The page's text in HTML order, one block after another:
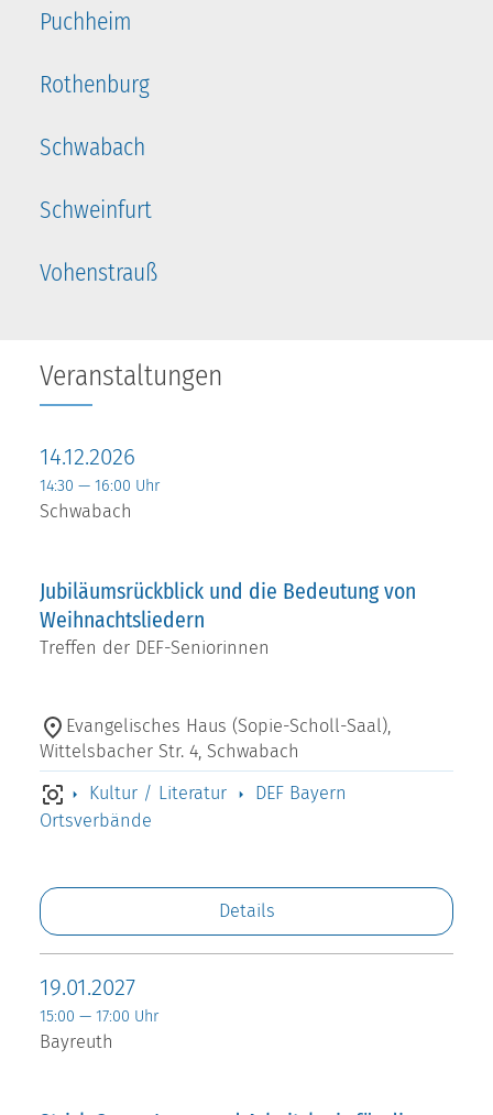
Puchheim
Rothenburg
Schwabach
Schweinfurt
Vohenstrauß
Veranstaltungen
14.12.2026
14:30 — 16:00 Uhr
Schwabach
Jubiläumsrückblick und die Bedeutung von
Weihnachtsliedern
Treffen der DEF-Seniorinnen
Evangelisches Haus (Sopie-Scholl-Saal),
Wittelsbacher Str. 4, Schwabach
Kultur / Literatur
DEF Bayern
Ortsverbände
Details
19.01.2027
15:00 — 17:00 Uhr
Bayreuth